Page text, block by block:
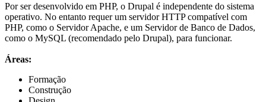
Por ser desenvolvido em PHP, o Drupal é independente do sistema
operativo. No entanto requer um servidor HTTP compatível com
PHP, como o Servidor Apache, e um Servidor de Banco de Dados,
como o MySQL (recomendado pelo Drupal), para funcionar.
Áreas:
Formação
Construção